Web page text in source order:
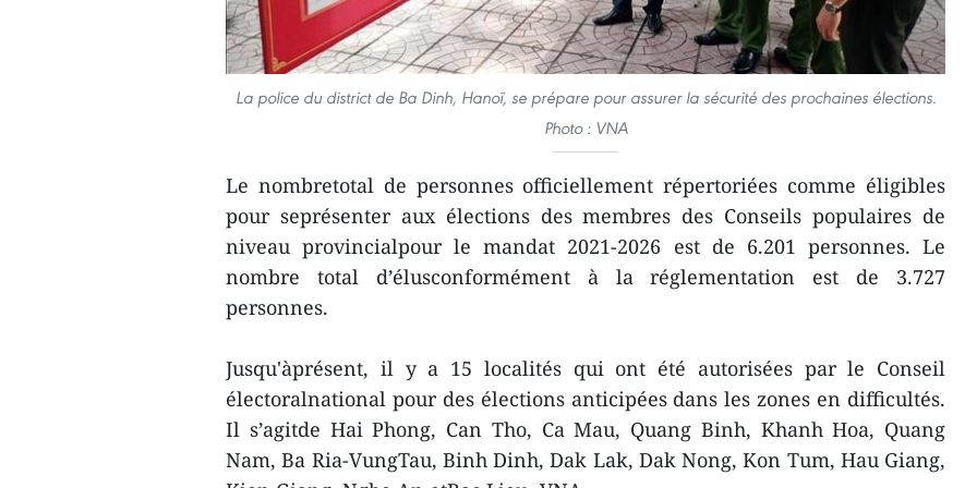
La police du district de Ba Dinh, Hanoï, se prépare pour assurer la sécurité des prochaines élections.
Photo : VNA
Le nombretotal de personnes officiellement répertoriées comme éligibles
pour seprésenter aux élections des membres des Conseils populaires de
niveau provincialpour le mandat 2021-2026 est de 6.201 personnes. Le
nombre total d’élusconformément à la réglementation est de 3.727
personnes.
Jusqu'àprésent, il y a 15 localités qui ont été autorisées par le Conseil
électoralnational pour des élections anticipées dans les zones en difficultés.
Il s’agitde Hai Phong, Can Tho, Ca Mau, Quang Binh, Khanh Hoa, Quang
Nam, Ba Ria-VungTau, Binh Dinh, Dak Lak, Dak Nong, Kon Tum, Hau Giang,